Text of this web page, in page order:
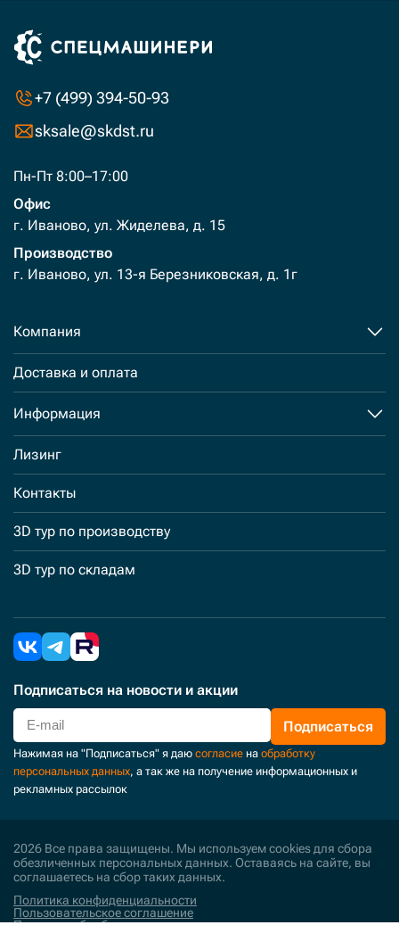
+7 (499) 394-50-93
sksale@skdst.ru
Пн-Пт 8:00–17:00
Офис
г. Иваново, ул. Жиделева, д. 15
Производство
г. Иваново, ул. 13-я Березниковская, д. 1г
Компания
Доставка и оплата
Информация
Лизинг
Контакты
3D тур по производству
3D тур по складам
Подписаться на новости и акции
Подписаться
Нажимая на "Подписаться" я даю согласие на обработку
персональных данных, а так же на получение информационных и
рекламных рассылок
2026 Все права защищены. Мы используем cookies для сбора
обезличенных персональных данных. Оставаясь на сайте, вы
соглашаетесь на сбор таких данных.
Политика конфиденциальности
Пользовательское соглашение